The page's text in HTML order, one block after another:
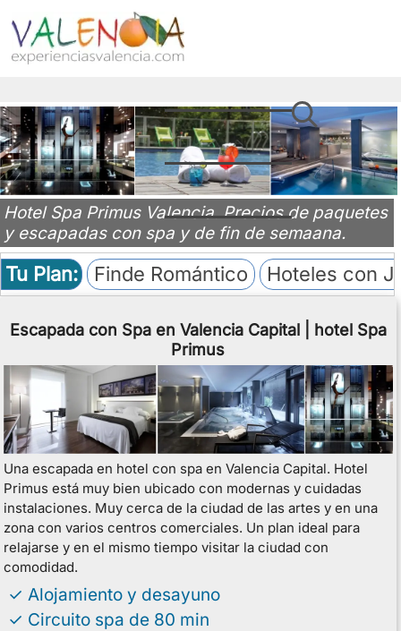
Hotel Spa Primus Valencia. Precios de paquetes
y escapadas con spa y de fin de semaana.
Tu Plan: Finde Romántico Hoteles con
Escapada con Spa en Valencia Capital | hotel Spa
Primus
Una escapada en hotel con spa en Valencia Capital. Hotel
Primus está muy bien ubicado con modernas y cuidadas
instalaciones. Muy cerca de la ciudad de las artes y en una
zona con varios centros comerciales. Un plan ideal para
relajarse y en el mismo tiempo visitar la ciudad con
comodidad.
✓ Alojamiento y desayuno
✓ Circuito spa de 80 min